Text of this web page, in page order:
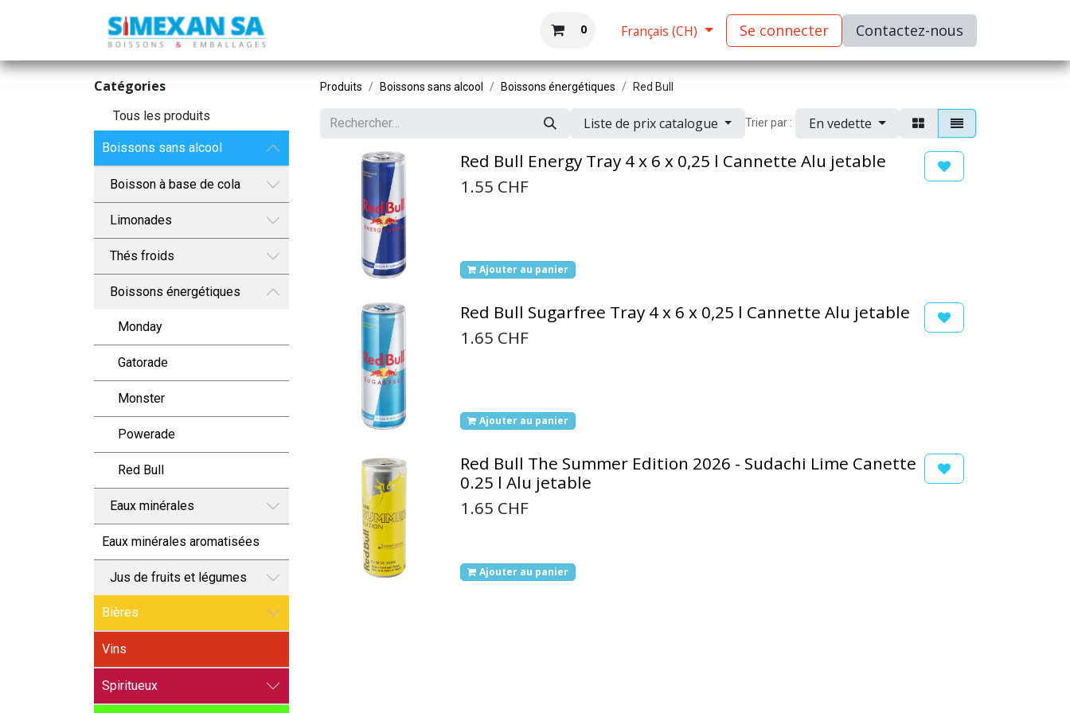
0 Français (CH) Se connecter C​​​​ontactez-nous
Catégories
Tous les produits
Boissons sans alcool
Boisson à base de cola
Limonades
Thés froids
Boissons énergétiques
Monday
Gatorade
Monster
Powerade
Red Bull
Eaux minérales
Eaux minérales aromatisées
Jus de fruits et légumes
Bières
Vins
Spiritueux
Produits Boissons sans alcool Boissons énergétiques Red Bull
Liste de prix catalogue Trier par : En vedette
Red Bull Energy Tray 4 x 6 x 0,25 l Cannette Alu jetable
1.55 CHF
Ajouter au panier
Red Bull Sugarfree Tray 4 x 6 x 0,25 l Cannette Alu jetable
1.65 CHF
Ajouter au panier
Red Bull The Summer Edition 2026 - Sudachi Lime Canette
0.25 l Alu jetable
1.65 CHF
Ajouter au panier